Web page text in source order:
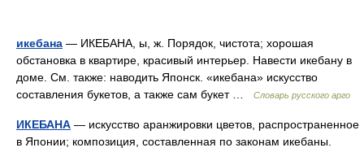
икебана — ИКЕБАНА, ы, ж. Порядок, чистота; хорошая
обстановка в квартире, красивый интерьер. Навести икебану в
доме. См. также: наводить Японск. «икебана» искусство
составления букетов, а также сам букет …
Словарь русского арго
ИКЕБАНА — искусство аранжировки цветов, распространенное
в Японии; композиция, составленная по законам икебаны.